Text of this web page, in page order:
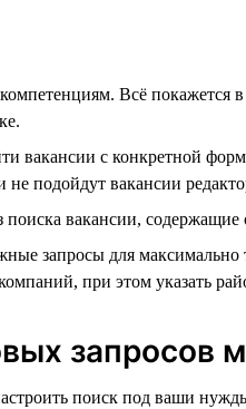
Всё
вакансии с конкретной
подойдут вакансии
вакансии,
запросы для
при этом указать
запросов
поиск под ваши